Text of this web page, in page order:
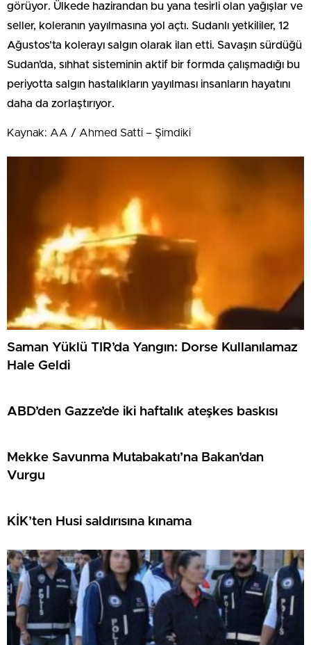
görüyor. Ülkede hazirandan bu yana tesirli olan yağışlar ve
seller, koleranın yayılmasına yol açtı. Sudanlı yetkililer, 12
Ağustos’ta kolerayı salgın olarak ilan etti. Savaşın sürdüğü
Sudan’da, sıhhat sisteminin aktif bir formda çalışmadığı bu
periyotta salgın hastalıkların yayılması insanların hayatını
daha da zorlaştırıyor.
Kaynak: AA / Ahmed Satti – Şimdiki
Saman Yüklü TIR’da Yangın: Dorse Kullanılamaz
Hale Geldi
ABD’den Gazze’de iki haftalık ateşkes baskısı
Mekke Savunma Mutabakatı’na Bakan’dan
Vurgu
KİK’ten Husi saldırısına kınama